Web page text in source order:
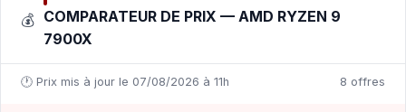
💰 COMPARATEUR DE PRIX — AMD RYZEN 9
7900X
🕐 Prix mis à jour le 07/08/2026 à 11h 8 offres